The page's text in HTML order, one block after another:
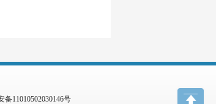
备11010502030146号